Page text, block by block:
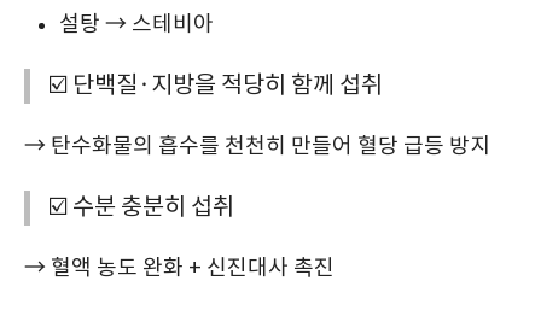
설탕 → 스테비아
☑️ 단백질·지방을 적당히 함께 섭취
→ 탄수화물의 흡수를 천천히 만들어 혈당 급등 방지
☑️ 수분 충분히 섭취
→ 혈액 농도 완화 + 신진대사 촉진